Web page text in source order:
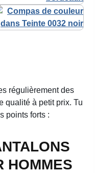
régulièrement des
qualité à petit prix. Tu
points forts :
HOMMES